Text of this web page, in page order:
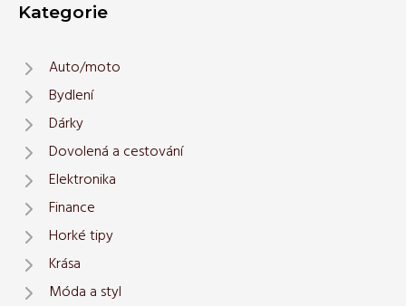
Kategorie
Auto/moto
Bydlení
Dárky
Dovolená a cestování
Elektronika
Finance
Horké tipy
Krása
Móda a styl